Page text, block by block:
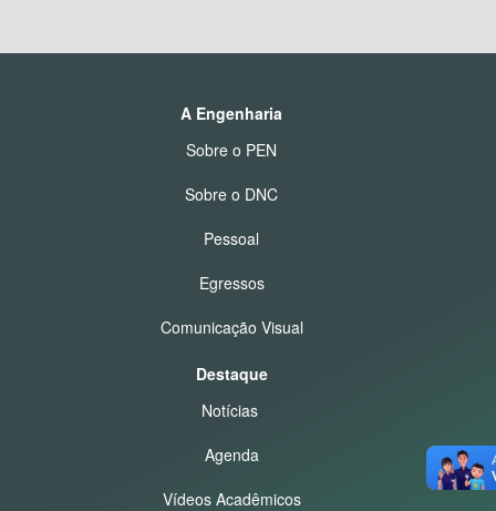
A Engenharia
Sobre o PEN
Sobre o DNC
Pessoal
Egressos
Comunicação Visual
Destaque
Notícias
Agenda
Vídeos Acadêmicos